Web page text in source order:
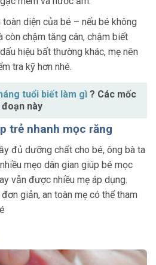
diện của bé – nếu bé không
còn chậm tăng cân, chậm biết
hiệu bất thường khác, mẹ nên
tra kỹ hơn nhé.
tuổi biết làm gì ? Các mốc
này
trẻ nhanh mọc răng
đủ dưỡng chất cho bé, ông bà ta
mẹo dân gian giúp bé mọc
vẫn được nhiều mẹ áp dụng.
giản, an toàn mẹ có thể tham